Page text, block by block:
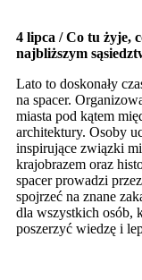
4 lipca / Co tu żyje,
najbliższym
Lato to doskonały
na spacer.
miasta pod kątem
architektury. Osoby
inspirujące związki
krajobrazem oraz
spacer prowadzi
spojrzeć na znane
dla wszystkich osób,
poszerzyć wiedzę i